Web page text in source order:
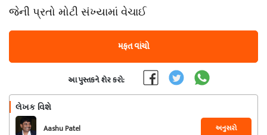
જેની પ્રતો મોટી સંખ્યામાં વેચાઈ
મફત વાંચો
આ પુસ્તકને શેર કરો:
લેખક વિશે
Aashu Patel અનુસરો